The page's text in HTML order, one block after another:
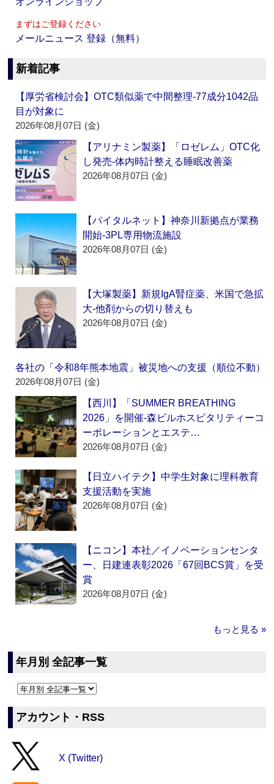
まずはご登録ください
メールニュース 登録（無料）
新着記事
【厚労省検討会】OTC類似薬で中間整理‐77成分1042品
目が対象に
2026年08月07日 (金)
【アリナミン製薬】「ロゼレム」OTC化
し発売‐体内時計整える睡眠改善薬
2026年08月07日 (金)
【バイタルネット】神奈川新拠点が業務
開始‐3PL専用物流施設
2026年08月07日 (金)
【大塚製薬】新規IgA腎症薬、米国で急拡
大‐他剤からの切り替えも
2026年08月07日 (金)
各社の「令和8年熊本地震」被災地への支援（順位不動）
2026年08月07日 (金)
【西川】「SUMMER BREATHING
2026」を開催‐森ビルホスピタリティーコ
ーポレーションとエステ…
2026年08月07日 (金)
【日立ハイテク】中学生対象に理科教育
支援活動を実施
2026年08月07日 (金)
【ニコン】本社／イノベーションセンタ
ー、日建連表彰2026「67回BCS賞」を受
賞
2026年08月07日 (金)
もっと見る »
年月別 全記事一覧
アカウント・RSS
X (Twitter)